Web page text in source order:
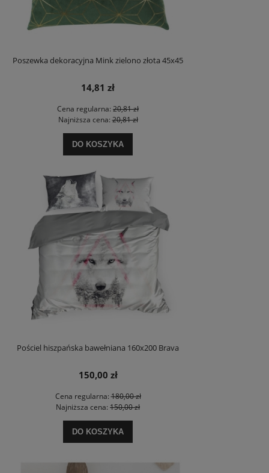
Poszewka dekoracyjna Mink zielono złota 45x45
14,81 zł
Cena regularna: 20,81 zł
Najniższa cena:20,81 zł
DO KOSZYKA
Pościel hiszpańska bawełniana 160x200 Brava
150,00 zł
Cena regularna:180,00 zł
Najniższa cena: 150,00 zł
DO KOSZYKA